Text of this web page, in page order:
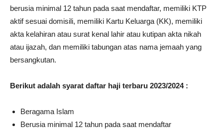
berusia minimal 12 tahun pada saat mendaftar, memiliki KTP
aktif sesuai domisili, memiliki Kartu Keluarga (KK), memiliki
akta kelahiran atau surat kenal lahir atau kutipan akta nikah
atau ijazah, dan memiliki tabungan atas nama jemaah yang
bersangkutan.
Berikut adalah syarat daftar haji terbaru 2023/2024 :
Beragama Islam
Berusia minimal 12 tahun pada saat mendaftar